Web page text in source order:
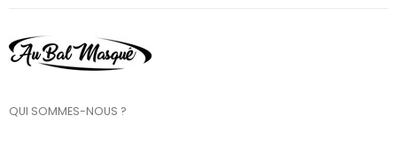
QUI SOMMES-NOUS ?